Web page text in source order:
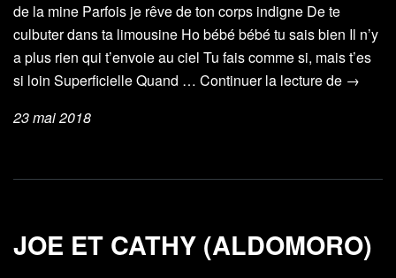
de la mine Parfois je rêve de ton corps indigne De te
culbuter dans ta limousine Ho bébé bébé tu sais bien Il n’y
a plus rien qui t’envoie au ciel Tu fais comme si, mais t’es
si loin Superficielle Quand … Continuer la lecture de →
23 mai 2018
JOE ET CATHY (ALDOMORO)